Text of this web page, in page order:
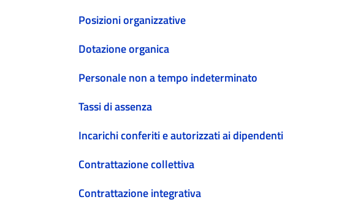
Posizioni organizzative
Dotazione organica
Personale non a tempo indeterminato
Tassi di assenza
Incarichi conferiti e autorizzati ai dipendenti
Contrattazione collettiva
Contrattazione integrativa